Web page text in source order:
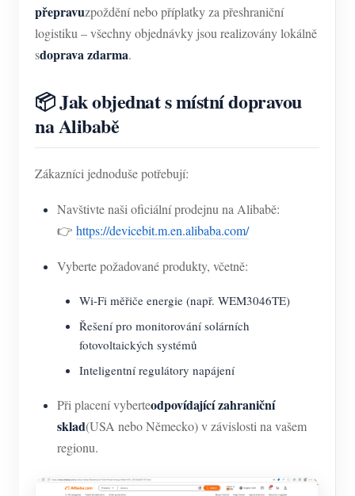
přepravuzpoždění nebo příplatky za přeshraniční
logistiku – všechny objednávky jsou realizovány lokálně
sdoprava zdarma.
📦 Jak objednat s místní dopravou
na Alibabě
Zákazníci jednoduše potřebují:
Navštivte naši oficiální prodejnu na Alibabě:
👉 https://devicebit.m.en.alibaba.com/
Vyberte požadované produkty, včetně:
Wi-Fi měřiče energie (např. WEM3046TE)
Řešení pro monitorování solárních
fotovoltaických systémů
Inteligentní regulátory napájení
Při placení vyberteodpovídající zahraniční
sklad(USA nebo Německo) v závislosti na vašem
regionu.